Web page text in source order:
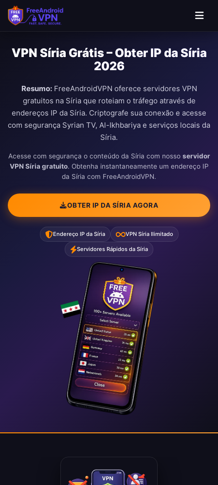
VPN Síria Grátis – Obter IP da Síria
2026
Resumo:FreeAndroidVPN oferece servidores VPN
gratuitos na Síria que roteiam o tráfego através de
endereços IP da Síria. Criptografe sua conexão e acesse
com segurança Syrian TV, Al-Ikhbariya e serviços locais da
Síria.
Acesse com segurança o conteúdo da Síria com nosso servidor
VPN Síria gratuito. Obtenha instantaneamente um endereço IP
da Síria com FreeAndroidVPN.
OBTER IP DA SÍRIA AGORA
Endereço IP da Síria VPN Síria Ilimitado
Servidores Rápidos da Síria